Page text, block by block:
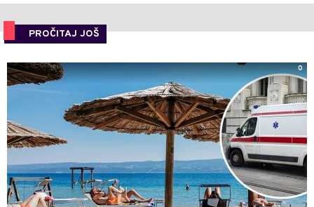
PROČITAJ JOŠ
0